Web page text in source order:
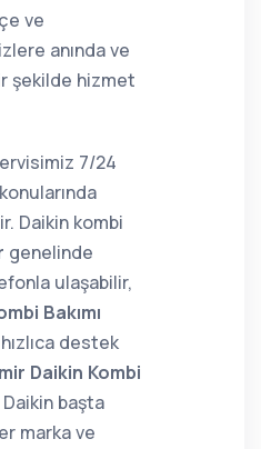
ve
anında ve
şekilde hizmet
7/24
konularında
Daikin kombi
genelinde
ulaşabilir,
Bakımı
destek
Daikin Kombi
başta
marka ve